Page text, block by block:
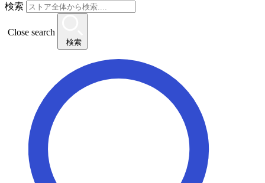
検索
Close search
検索